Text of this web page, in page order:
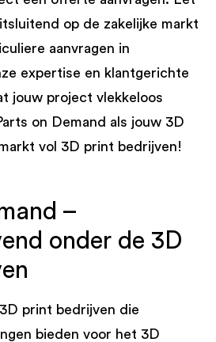
op de zakelijke markt
aanvragen in
expertise en klantgerichte
jouw project vlekkeloos
on Demand als jouw 3D
vol 3D print bedrijven!
–
onder de 3D
print bedrijven die
bieden voor het 3D